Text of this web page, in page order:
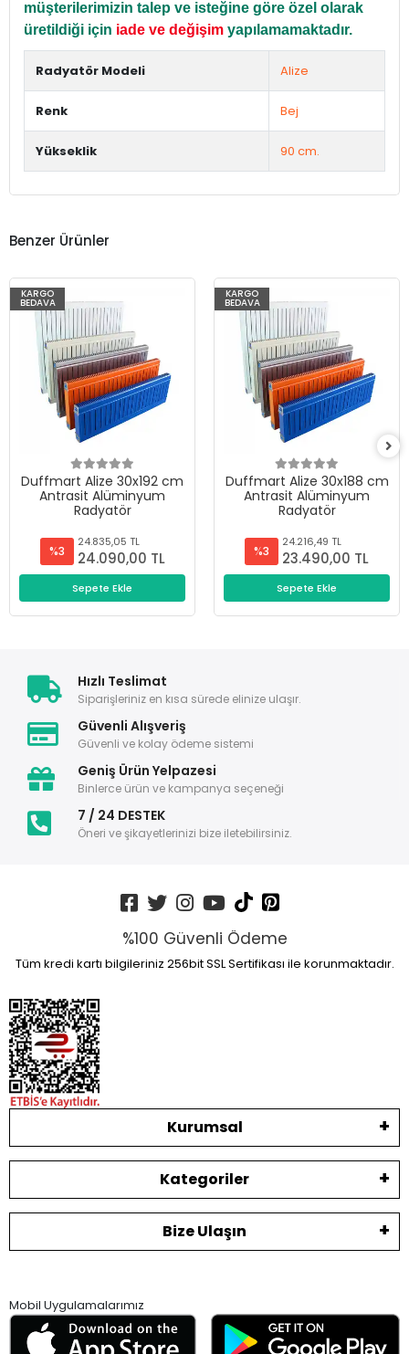
müşterilerimizin talep ve isteğine göre özel olarak
üretildiği için iade ve değişim yapılamamaktadır.
Radyatör Modeli Alize
Renk Bej
Yükseklik 90 cm.
Benzer Ürünler
KARGO
BEDAVA
Duffmart Alize 30x192 cm
Antrasit Alüminyum
Radyatör
%3
24.835,05 TL
24.090,00 TL
Sepete Ekle
KARGO
BEDAVA
Duffmart Alize 30x188 cm
Antrasit Alüminyum
Radyatör
%3
24.216,49 TL
23.490,00 TL
Sepete Ekle
Hızlı Teslimat
Siparişleriniz en kısa sürede elinize ulaşır.
Güvenli Alışveriş
Güvenli ve kolay ödeme sistemi
Geniş Ürün Yelpazesi
Binlerce ürün ve kampanya seçeneği
7 / 24 DESTEK
Öneri ve şikayetlerinizi bize iletebilirsiniz.
%100 Güvenli Ödeme
Tüm kredi kartı bilgileriniz 256bit SSL Sertifikası ile korunmaktadır.
Kurumsal
Kategoriler
Bize Ulaşın
Mobil Uygulamalarımız